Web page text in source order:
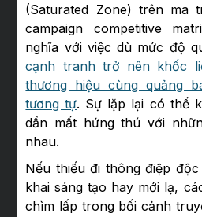
(Saturated Zone) trên ma
campaign competitive
nghĩa với việc dù mức độ
cạnh tranh trở nên khốc
thương hiệu cùng quảng
tương tự. Sự lặp lại có thể
dần mất hứng thú với
nhau.
Nếu thiếu đi thông điệp
khai sáng tạo hay mới lạ,
chìm lấp trong bối cảnh